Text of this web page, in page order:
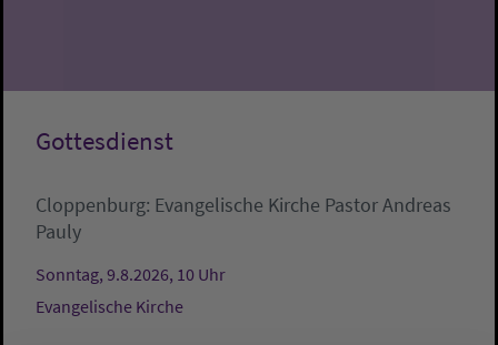
Gottesdienst
Cloppenburg: Evangelische Kirche Pastor Andreas
Pauly
Sonntag, 9.8.2026, 10 Uhr
Evangelische Kirche